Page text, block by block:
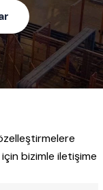
bizimle iletişime